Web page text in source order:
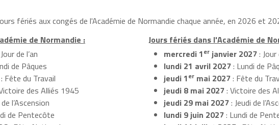
fériés aux congés de l'Académie de Normandie chaque année, en 2026 et
de Normandie :
de l’an
de Pâques
Fête du Travail
des Alliés 1945
l’Ascension
de Pentecôte
Jours fériés dans l'Académie de
mercredi 1er janvier 2027: Jour
lundi 21 avril 2027: Lundi de
jeudi 1er mai 2027: Fête du
jeudi 8 mai 2027: Victoire des
jeudi 29 mai 2027: Jeudi de
lundi 9 juin 2027: Lundi de